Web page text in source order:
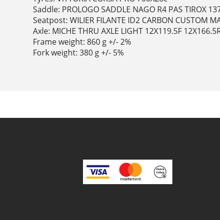
Saddle: PROLOGO SADDLE NAGO R4 PAS TIROX
Seatpost: WILIER FILANTE ID2 CARBON CUSTOM
Axle: MICHE THRU AXLE LIGHT 12X119.5F
Frame weight: 860 g +/- 2%
Fork weight: 380 g +/- 5%